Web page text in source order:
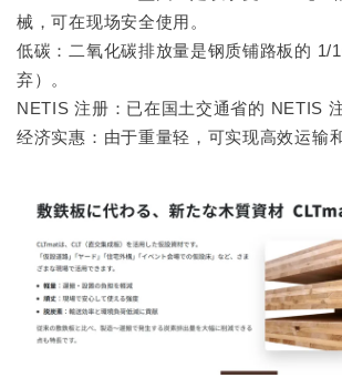
械，可在现场安全使用。
低碳：二氧化碳排放量是钢质铺路板的 1/
弃）。
NETIS 注册：已在国土交通省的 NETIS 注
经济实惠：由于重量轻，可实现高效运输